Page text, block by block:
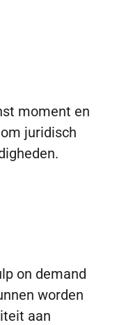
moment en
juridisch
on demand
worden
aan